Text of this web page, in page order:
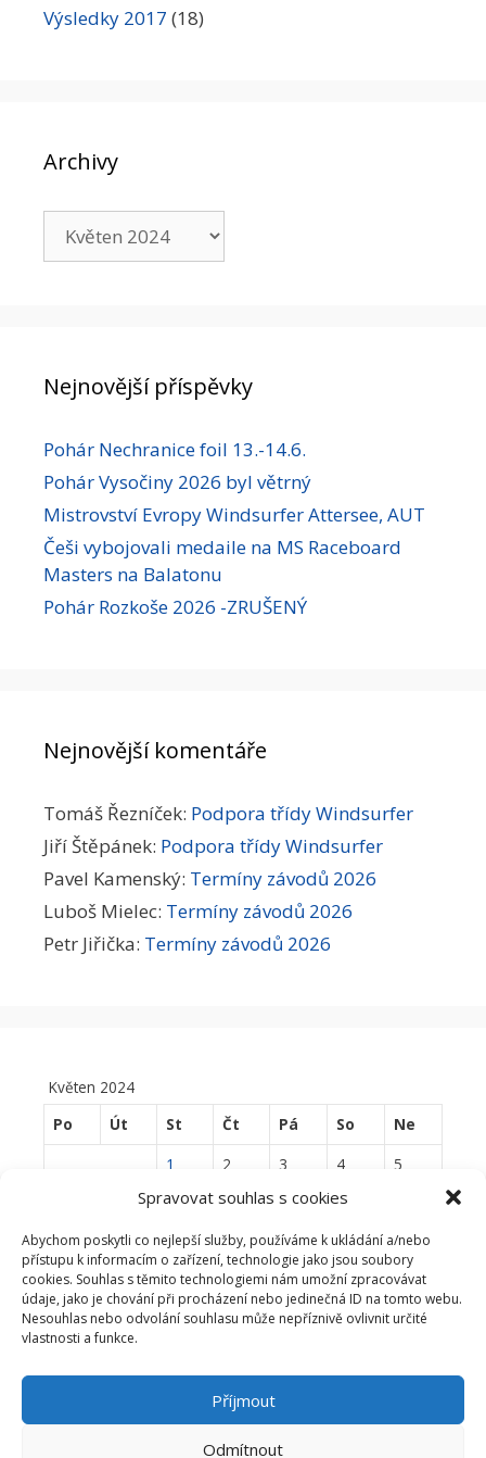
Spravovat souhlas s cookies
Abychom poskytli co nejlepší služby, používáme k ukládání a/nebo
přístupu k informacím o zařízení, technologie jako jsou soubory
cookies. Souhlas s těmito technologiemi nám umožní zpracovávat
údaje, jako je chování při procházení nebo jedinečná ID na tomto webu.
Nesouhlas nebo odvolání souhlasu může nepříznivě ovlivnit určité
vlastnosti a funkce.
Příjmout
Odmítnout
Výsledky 2017 (18)
Archivy
Archivy
Nejnovější příspěvky
Pohár Nechranice foil 13.-14.6.
Pohár Vysočiny 2026 byl větrný
Mistrovství Evropy Windsurfer Attersee, AUT
Češi vybojovali medaile na MS Raceboard
Masters na Balatonu
Pohár Rozkoše 2026 -ZRUŠENÝ
Nejnovější komentáře
Tomáš Řezníček: Podpora třídy Windsurfer
Jiří Štěpánek: Podpora třídy Windsurfer
Pavel Kamenský: Termíny závodů 2026
Luboš Mielec: Termíny závodů 2026
Petr Jiřička: Termíny závodů 2026
Květen 2024
Po
Út St Čt Pá So
Ne
1
2 3 4
5
8 9 10 11
13
14 15 16 17 18
19
20
21 22 23 24 25
26
27
28 29 30 31
« Dub Čvn »